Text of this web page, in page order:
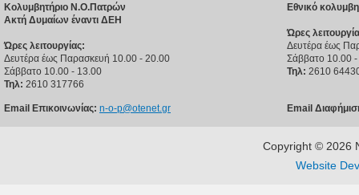
Κολυμβητήριο Ν.Ο.Πατρών
Ακτή Δυμαίων έναντι ΔΕΗ
Ώρες λειτουργίας:
Δευτέρα έως Παρασκευή 10.00 - 20.00
Σάββατο 10.00 - 13.00
Τηλ: 2610 317766
Email Επικοινωνίας: n-o-p@otenet.gr
Εθνικό
Ώρες
Δευτέρα έως
Σάββατο 10.00
Τηλ: 2610
Email
Copyright © 2026
Website